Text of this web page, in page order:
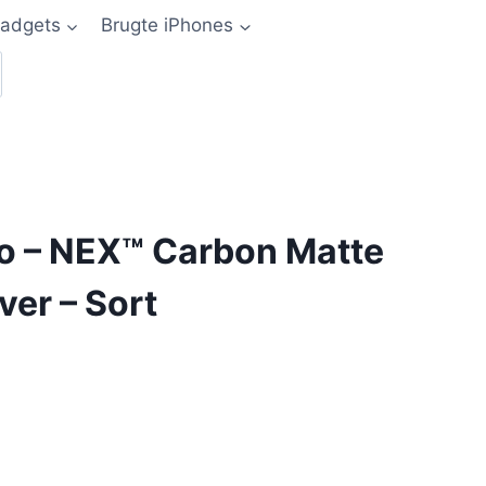
Brugte iPhones
– NEX™ Carbon Matte
– Sort